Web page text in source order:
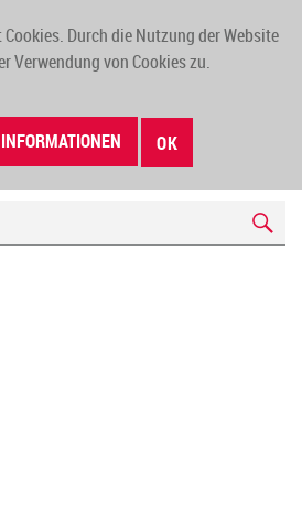
Durch die Nutzung der Website
Verwendung von Cookies zu.
OK